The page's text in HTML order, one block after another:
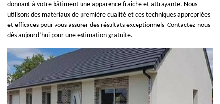
donnant à votre bâtiment une apparence fraîche et attrayante. Nous
utilisons des matériaux de première qualité et des techniques appropriées
et efficaces pour vous assurer des résultats exceptionnels. Contactez-nous
dès aujourd’hui pour une estimation gratuite.